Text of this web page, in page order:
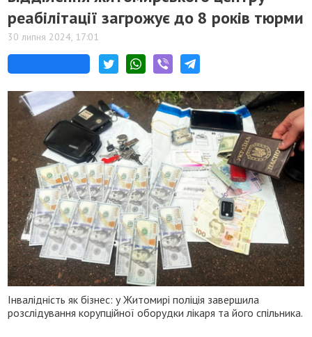
реабілітації загрожує до 8 років тюрми
30 липня 2024, 17:01
Інвалідність як бізнес: у Житомирі поліція завершила
розслідування корупційної оборудки лікаря та його спільника.